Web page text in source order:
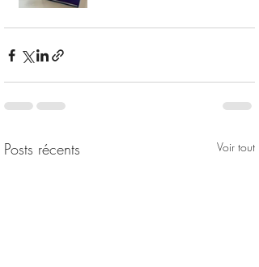
Posts récents Voir tout